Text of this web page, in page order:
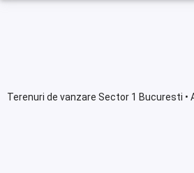
Terenuri de vanzare Sector 1 Bucuresti